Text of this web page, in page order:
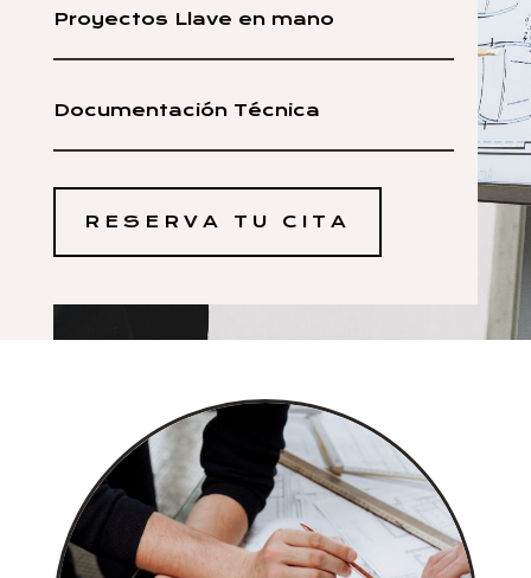
Proyectos Llave en mano
Documentación Técnica
RESERVA TU CITA